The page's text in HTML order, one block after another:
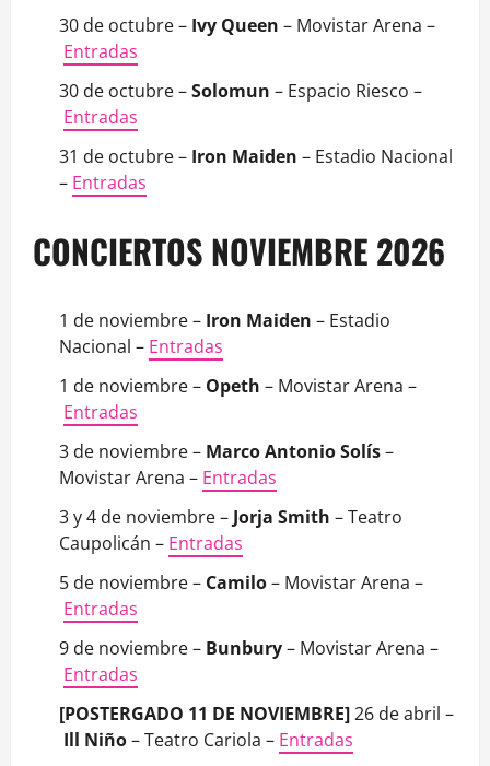
30 de octubre – Ivy Queen – Movistar Arena –
Entradas
30 de octubre –Solomun – Espacio Riesco –
Entradas
31 de octubre – Iron Maiden – Estadio Nacional
– Entradas
CONCIERTOS NOVIEMBRE 2026
1 de noviembre – Iron Maiden – Estadio
Nacional – Entradas
1 de noviembre – Opeth – Movistar Arena –
Entradas
3 de noviembre – Marco Antonio Solís–
Movistar Arena – Entradas
3 y 4 de noviembre – Jorja Smith – Teatro
Caupolicán – Entradas
5 de noviembre – Camilo– Movistar Arena –
Entradas
9 de noviembre – Bunbury– Movistar Arena –
Entradas
[POSTERGADO 11 DE NOVIEMBRE]26 de abril –
Ill Niño– Teatro Cariola – Entradas